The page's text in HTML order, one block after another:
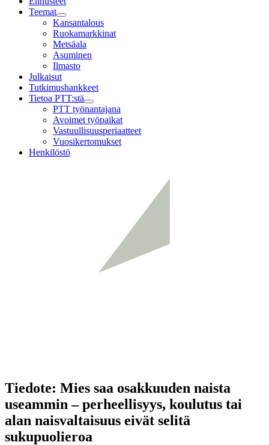
Teemat
Child
menu
Kansantalous
Ruokamarkkinat
Metsäala
Asuminen
Ilmasto
Julkaisut
Tutkimushankkeet
Tietoa PTT:stä
Child
menu
PTT työnantajana
Avoimet työpaikat
Vastuullisuusperiaatteet
Vuosikertomukset
Henkilöstö
Tiedote: Mies saa osakkuuden naista
useammin – perheellisyys, koulutus tai
alan naisvaltaisuus eivät selitä
sukupuolieroa